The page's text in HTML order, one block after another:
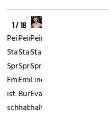
1 / 18
Peinliche
Star-
Sprüche:
Eminem"Es
ist
schon
Peinliche
Star-
Sprüche:
Emma
Bunton"Ich
habe
Peinliche
Star-
Sprüche:
Linda
Evangelista"Ich
halte